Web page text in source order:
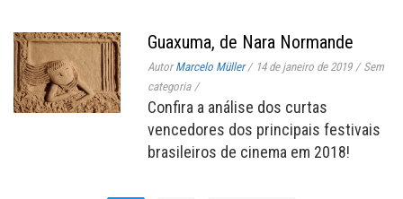
Guaxuma, de Nara Normande
AutorMarcelo Müller / 14 de janeiro de 2019 / Sem
categoria /
Confira a análise dos curtas
vencedores dos principais festivais
brasileiros de cinema em 2018!